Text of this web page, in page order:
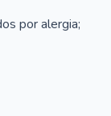
por alergia;